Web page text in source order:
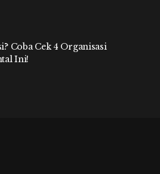
Coba Cek 4 Organisasi
Ini!